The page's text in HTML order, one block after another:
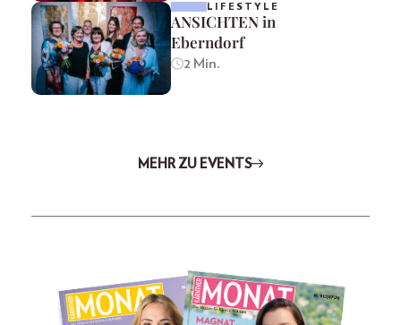
LIFESTYLE
ANSICHTEN in
Eberndorf
2 Min.
MEHR ZU EVENTS